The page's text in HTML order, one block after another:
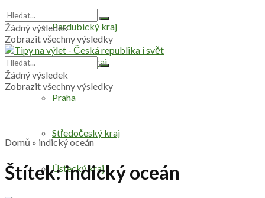
Pardubický kraj
Plzeňský kraj
Praha
Středočeský kraj
Ústecký kraj
Žádný výsledek
Zobrazit všechny výsledky
Žádný výsledek
Zobrazit všechny výsledky
Domů » indický oceán
Štítek:indický oceán